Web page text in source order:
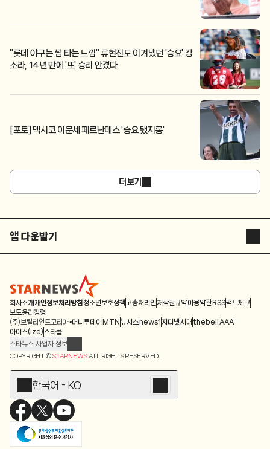
"롯데 야구는 썸 타는 느낌" 류현진도 이겨냈던 '승요' 강
소라, 14년 만에 '또' 승리 안겼다
[포토] 멕시코 이문세 페르난데스 '승요 됐지롱'
더보기
앱 다운받기
STARPOLL
회사소개 개인정보처리방침청소년보호정책 고충처리인저작권규약이용약관 RSS팩트체크
보도윤리강령
(주)브릴리언트코리아 머니투데이 MTN 뉴시스news1 지디넷시대 thebell AAA
아이즈(ize) 스타폴
스타뉴스 사업자 정보
주소: 서울시 종로구 청계천로 11(서린동, 청계한국빌딩)
청소년 보호책임자: 문완식
등록번호:서울 아01055
등록일:2009.12.10
제호:스타뉴스
발행일:2009.12.10
전화번호: 02-767-6843ㆍ02-724-0985
COPYRIGHT ©STARNEWSALL RIGHTS RESERVED.
한국어 - KO